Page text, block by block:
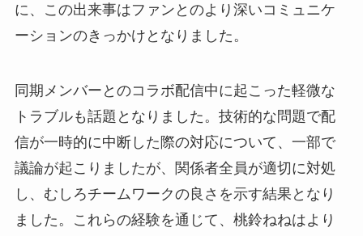
に、この出来事はファンとのより深いコミュニケ
ーションのきっかけとなりました。
同期メンバーとのコラボ配信中に起こった軽微な
トラブルも話題となりました。技術的な問題で配
信が一時的に中断した際の対応について、一部で
議論が起こりましたが、関係者全員が適切に対処
し、むしろチームワークの良さを示す結果となり
ました。これらの経験を通じて、桃鈴ねねはより